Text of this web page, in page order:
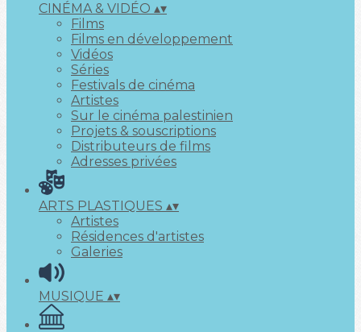
CINÉMA & VIDÉO ▴▾
Films
Films en développement
Vidéos
Séries
Festivals de cinéma
Artistes
Sur le cinéma palestinien
Projets & souscriptions
Distributeurs de films
Adresses privées
ARTS PLASTIQUES ▴▾
Artistes
Résidences d'artistes
Galeries
MUSIQUE ▴▾